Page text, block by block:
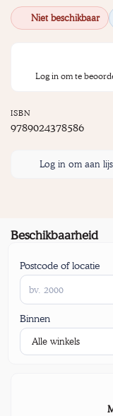
Niet beschikbaar
Log in om te
ISBN
9789024378586
Log in om aan
Beschikbaarheid
Postcode of locatie
Binnen